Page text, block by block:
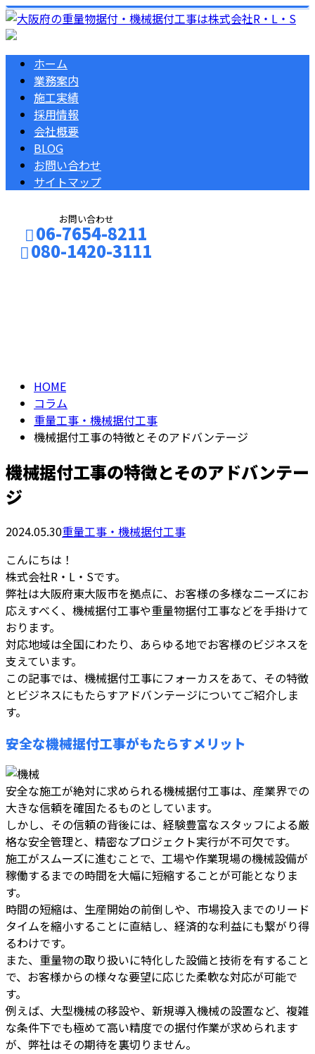
ホーム
業務案内
施工実績
採用情報
会社概要
BLOG
お問い合わせ
サイトマップ
お問い合わせ
06-7654-8211
080-1420-3111
HOME
コラム
重量工事・機械据付工事
機械据付工事の特徴とそのアドバンテージ
機械据付工事の特徴とそのアドバンテー
ジ
2024.05.30重量工事・機械据付工事
こんにちは！
株式会社R・L・Sです。
弊社は大阪府東大阪市を拠点に、お客様の多様なニーズにお
応えすべく、機械据付工事や重量物据付工事などを手掛けて
おります。
対応地域は全国にわたり、あらゆる地でお客様のビジネスを
支えています。
この記事では、機械据付工事にフォーカスをあて、その特徴
とビジネスにもたらすアドバンテージについてご紹介しま
す。
安全な機械据付工事がもたらすメリット
安全な施工が絶対に求められる機械据付工事は、産業界での
大きな信頼を確固たるものとしています。
しかし、その信頼の背後には、経験豊富なスタッフによる厳
格な安全管理と、精密なプロジェクト実行が不可欠です。
施工がスムーズに進むことで、工場や作業現場の機械設備が
稼働するまでの時間を大幅に短縮することが可能となりま
す。
時間の短縮は、生産開始の前倒しや、市場投入までのリード
タイムを縮小することに直結し、経済的な利益にも繋がり得
るわけです。
また、重量物の取り扱いに特化した設備と技術を有すること
で、お客様からの様々な要望に応じた柔軟な対応が可能で
す。
例えば、大型機械の移設や、新規導入機械の設置など、複雑
な条件下でも極めて高い精度での据付作業が求められます
が、弊社はその期待を裏切りません。